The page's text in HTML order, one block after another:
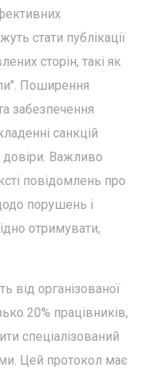
стати публікації
сторін, такі як
Поширення
забезпечення
санкцій
Важливо
повідомлень про
порушень і
отримувати,
від організованої
20% працівників,
спеціалізований
Цей протокол має